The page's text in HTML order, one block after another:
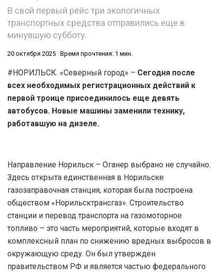
В свой первый рейс три экологичных
транспортных средства отправились еще в
минувшую субботу.
20 октября 2025 Время прочтения: 1 мин.
#НОРИЛЬСК. «Северный город» – Сегодня после
всех необходимых регистрационных действий к
первой троице присоединилось еще девять
автобусов. Новые машины заменили технику,
работавшую на дизеле.
Направление Норильск – Оганер выбрано не случайно.
Здесь открыта единственная в Норильске
газозаправочная станция, которая была построена
обществом «Норильсктрансгаз». Строительство
станции и перевод транспорта на газомоторное
топливо – это часть мероприятий, которые входят в
комплексный план по снижению вредных выбросов в
окружающую среду. Он был утвержден
правительством РФ и является частью федерального